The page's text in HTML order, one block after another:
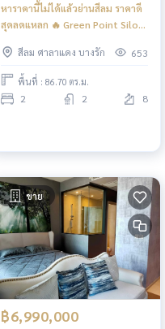
หาราคานี้ไม่ได้แล้วย่านสีลม ราคาดี
สุดลดแหลก 🔥 Green Point Silom
อยท์ สีลม / 2 ห้องนอน (ขาย),
PT002
สีลม ศาลาแดง บางรัก 653
พื้นที่ : 86.70 ตร.ม.
2 2 8
ขาย
฿6,990,000